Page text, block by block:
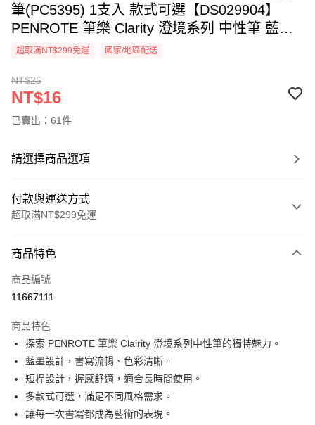
筆(PC5395) 1支入 款式可選【DS029904】
PENROTE 筆樂 Clarity 澄境系列 中性筆 藍色
原子筆
超取滿NT$299免運 國家/地區配送
NT$25
NT$16
已賣出：61件
請選擇商品選項
付款與運送方式
超取滿NT$299免運
信用卡一次付款
超商取貨付款
Apple Pay
街口支付
全盈+PAY
ATM付款
商品特色
商品編號
11667111
商品特色
探索 PENROTE 筆樂 Clairity 澄境系列中性筆的獨特魅力。
藍墨設計，書寫流暢、色彩清晰。
短桿設計，握感舒適，適合長時間使用。
多款式可選，滿足不同風格需求。
讓每一次書寫都成為藝術的表現。